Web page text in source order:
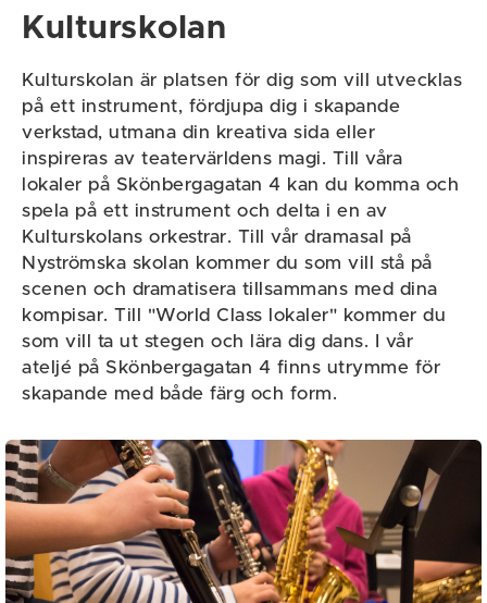
Kulturskolan
Kulturskolan är platsen för dig som vill utvecklas
på ett instrument, fördjupa dig i skapande
verkstad, utmana din kreativa sida eller
inspireras av teatervärldens magi. Till våra
lokaler på Skönbergagatan 4 kan du komma och
spela på ett instrument och delta i en av
Kulturskolans orkestrar. Till vår dramasal på
Nyströmska skolan kommer du som vill stå på
scenen och dramatisera tillsammans med dina
kompisar. Till "World Class lokaler" kommer du
som vill ta ut stegen och lära dig dans. I vår
ateljé på Skönbergagatan 4 finns utrymme för
skapande med både färg och form.